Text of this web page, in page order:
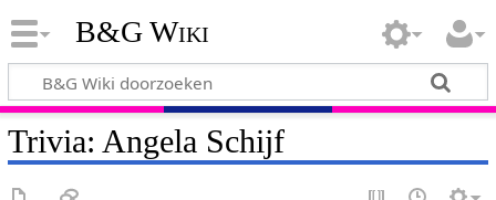
B&G Wiki
Trivia: Angela Schijf